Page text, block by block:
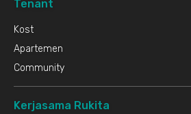
Tenant
Kost
Apartemen
Community
Kerjasama Rukita